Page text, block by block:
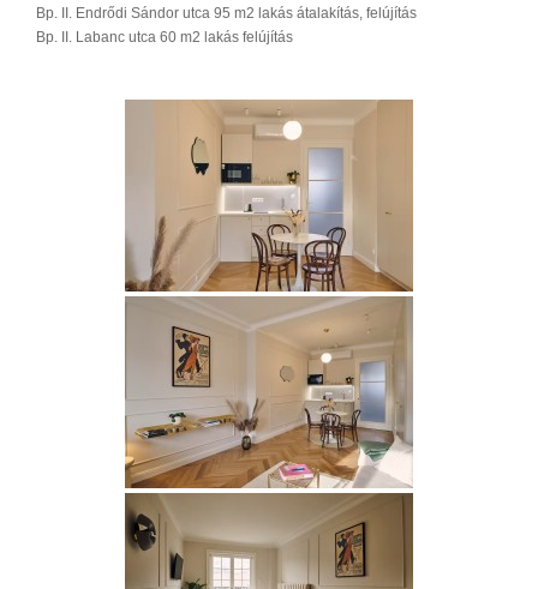
Bp. II. Endrődi Sándor utca 95 m2 lakás átalakítás, felújítás
Bp. II. Labanc utca 60 m2 lakás felújítás